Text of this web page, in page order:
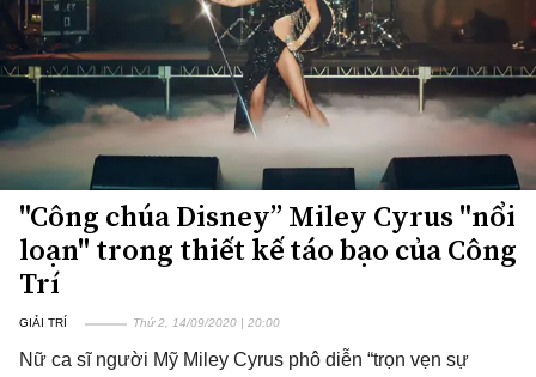
"Công chúa Disney” Miley Cyrus "nổi
loạn" trong thiết kế táo bạo của Công
Trí
GIẢI TRÍ Thứ 2, 14/09/2020 | 20:00
Nữ ca sĩ người Mỹ Miley Cyrus phô diễn “trọn vẹn sự